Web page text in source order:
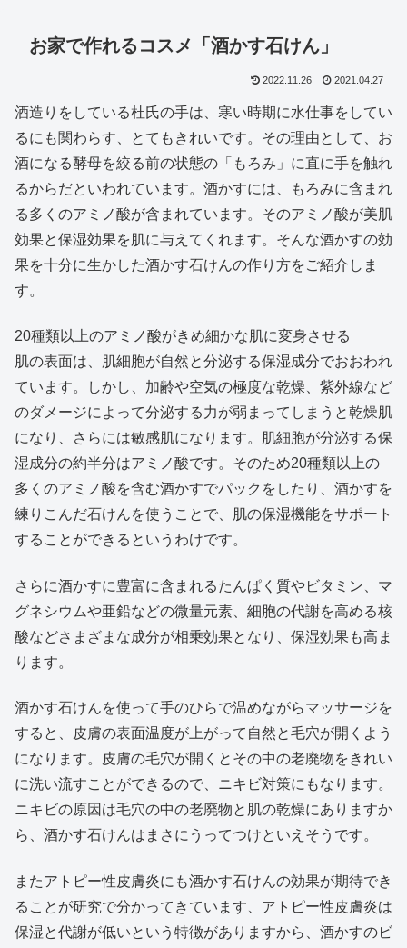
お家で作れるコスメ「酒かす石けん」
2022.11.26 2021.04.27
酒造りをしている杜氏の手は、寒い時期に水仕事をしてい
るにも関わらす、とてもきれいです。その理由として、お
酒になる酵母を絞る前の状態の「もろみ」に直に手を触れ
るからだといわれています。酒かすには、もろみに含まれ
る多くのアミノ酸が含まれています。そのアミノ酸が美肌
効果と保湿効果を肌に与えてくれます。そんな酒かすの効
果を十分に生かした酒かす石けんの作り方をご紹介しま
す。
20種類以上のアミノ酸がきめ細かな肌に変身させる
肌の表面は、肌細胞が自然と分泌する保湿成分でおおわれ
ています。しかし、加齢や空気の極度な乾燥、紫外線など
のダメージによって分泌する力が弱まってしまうと乾燥肌
になり、さらには敏感肌になります。肌細胞が分泌する保
湿成分の約半分はアミノ酸です。そのため20種類以上の
多くのアミノ酸を含む酒かすでパックをしたり、酒かすを
練りこんだ石けんを使うことで、肌の保湿機能をサポート
することができるというわけです。
さらに酒かすに豊富に含まれるたんぱく質やビタミン、マ
グネシウムや亜鉛などの微量元素、細胞の代謝を高める核
酸などさまざまな成分が相乗効果となり、保湿効果も高ま
ります。
酒かす石けんを使って手のひらで温めながらマッサージを
すると、皮膚の表面温度が上がって自然と毛穴が開くよう
になります。皮膚の毛穴が開くとその中の老廃物をきれい
に洗い流すことができるので、ニキビ対策にもなります。
ニキビの原因は毛穴の中の老廃物と肌の乾燥にありますか
ら、酒かす石けんはまさにうってつけといえそうです。
またアトピー性皮膚炎にも酒かす石けんの効果が期待でき
ることが研究で分かってきています、アトピー性皮膚炎は
保湿と代謝が低いという特徴がありますから、酒かすのビ